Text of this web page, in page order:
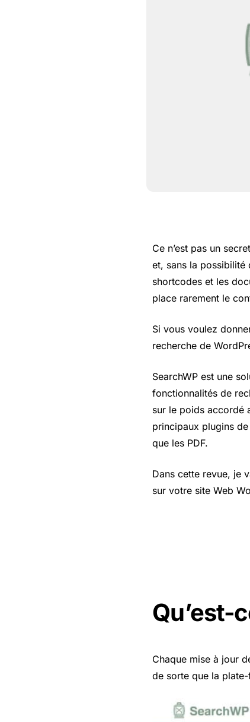
Ce n’est pas un
et, sans la possibilité
shortcodes et les
place rarement le
Si vous voulez
recherche de
SearchWP est une
fonctionnalités de
sur le poids accordé
principaux plugins
que les PDF.
Dans cette revue, je
sur votre site Web
Qu’est-
Chaque mise à jour
de sorte que la